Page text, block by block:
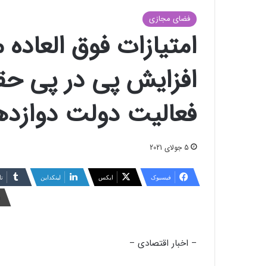
فضای مجازی
امتیازات فوق
افزایش پی در پی
فعالیت دولت
5 جولای 2021
فیسبوک ایکس لینکداین
– اخبار اقتصادی –